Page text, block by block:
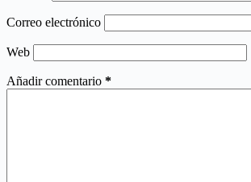
Correo electrónico
Web
Añadir comentario *